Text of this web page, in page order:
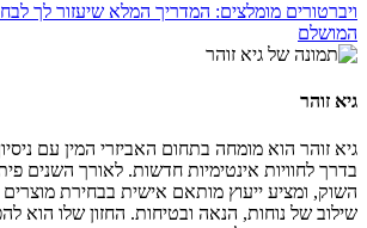
ויברטורים מומלצים: המדריך המלא שיעזור לך
המושלם
גיא זוהר
גיא זוהר הוא מומחה בתחום האביזרי המין עם
בדרך לחוויות אינטימיות חדשות. לאורך השנים
השוק, ומציע ייעוץ מותאם אישית בבחירת מוצרים
שילוב של נוחות, הנאה ובטיחות. החזון שלו הוא